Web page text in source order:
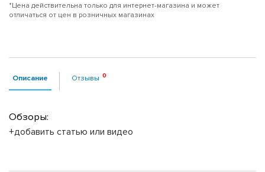
*Цена действительна только для интернет-магазина и может
отличаться от цен в розничных магазинах
Описание Отзывы
Обзоры:
+добавить статью или видео